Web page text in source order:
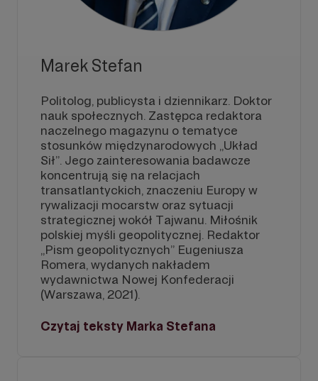
Marek Stefan
Politolog, publicysta i dziennikarz. Doktor
nauk społecznych. Zastępca redaktora
naczelnego magazynu o tematyce
stosunków międzynarodowych „Układ
Sił”. Jego zainteresowania badawcze
koncentrują się na relacjach
transatlantyckich, znaczeniu Europy w
rywalizacji mocarstw oraz sytuacji
strategicznej wokół Tajwanu. Miłośnik
polskiej myśli geopolitycznej. Redaktor
„Pism geopolitycznych” Eugeniusza
Romera, wydanych nakładem
wydawnictwa Nowej Konfederacji
(Warszawa, 2021).
Czytaj teksty Marka Stefana